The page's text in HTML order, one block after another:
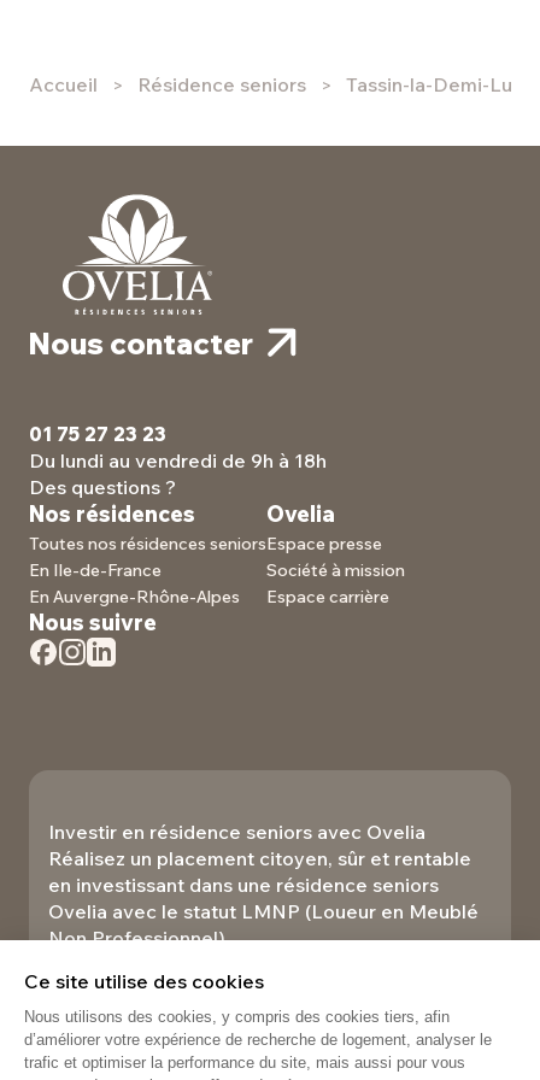
Ce site utilise des cookies
Nous utilisons des cookies, y compris des cookies tiers, afin
d’améliorer votre expérience de recherche de logement, analyser le
trafic et optimiser la performance du site, mais aussi pour vous
Accueil Résidence seniors Tassin-la-Demi-
Nous contacter
01 75 27 23 23
Du lundi au vendredi de 9h à 18h
Des questions ?
Nos résidences
Toutes nos résidences seniors
En Ile-de-France
En Auvergne-Rhône-Alpes
Ovelia
Espace presse
Société à mission
Espace carrière
Nous suivre
Investir en résidence seniors avec Ovelia
Réalisez un placement citoyen, sûr et rentable
en investissant dans une résidence seniors
Ovelia avec le statut LMNP (Loueur en Meublé
Non Professionnel).​